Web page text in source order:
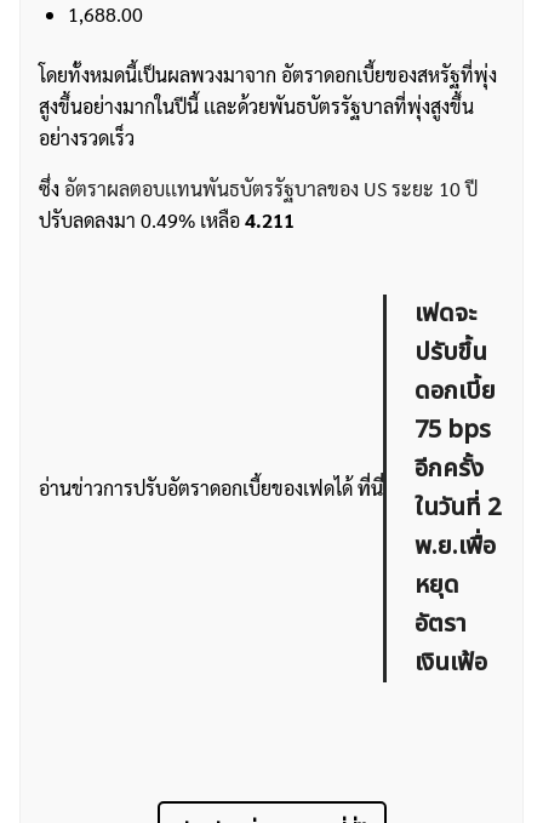
1,688.00
โดยทั้งหมดนี้เป็นผลพวงมาจาก อัตราดอกเบี้ยของสหรัฐที่พุ่ง
สูงขึ้นอย่างมากในปีนี้ เเละด้วยพันธบัตรรัฐบาลที่พุ่งสูงขึ้น
อย่างรวดเร็ว
ซึ่ง อัตราผลตอบเเทนพันธบัตรรัฐบาลของ US ระยะ 10 ปี
ปรับลดลงมา 0.49% เหลือ4.211
อ่านข่าวการปรับอัตราดอกเบี้ยของเฟดได้ที่นี่
เฟดจะ
ปรับขึ้น
ดอกเบี้ย
75 bps
อีกครั้ง
ในวันที่ 2
พ.ย.เพื่อ
หยุด
อัตรา
เงินเฟ้อ